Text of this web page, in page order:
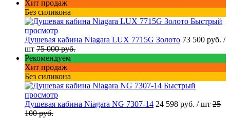
Хит продаж
Без силикона
Быстрый
просмотр
Душевая кабина Niagara LUX 7715G Золото 73 500 руб. /
шт 75 000 руб.
Рекомендуем
Хит продаж
Без силикона
Быстрый
просмотр
Душевая кабина Niagara NG 7307-14 24 598 руб. / шт 25
100 руб.